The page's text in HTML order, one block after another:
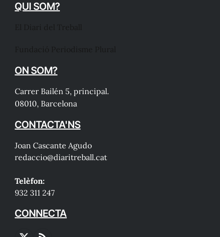
QUI SOM?
ON SOM?
Carrer Bailén 5, principal.
08010, Barcelona
CONTACTA'NS
Joan Cascante Agudo
redaccio@diaritreball.cat
Telèfon:
932 311 247
CONNECTA